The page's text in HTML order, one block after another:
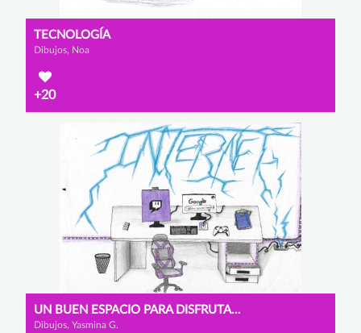
TECNOLOGÍA
Dibujos, Noa
+20
UN BUEN ESPACIO PARA DISFRUTAR DE INTERNET
Dibujos, Yasmina G.